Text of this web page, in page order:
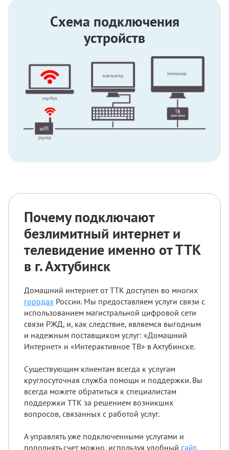
Схема подключения
устройств
Почему подключают
безлимитный интернет и
телевидение именно от ТТК
в г. Ахтубинск
Домашний интернет от ТТК доступен во многих
городах России. Мы предоставляем услуги связи с
использованием магистральной цифровой сети
связи РЖД, и, как следствие, являемся выгодным
и надежным поставщиком услуг: «Домашний
Интернет» и «Интерактивное ТВ» в Ахтубинске.
Существующим клиентам всегда к услугам
круглосуточная служба помощи и поддержки. Вы
всегда можете обратиться к специалистам
поддержки ТТК за решением возникших
вопросов, связанных с работой услуг.
А управлять уже подключенными услугами и
пополнять счет можно, используя удобный сайт.